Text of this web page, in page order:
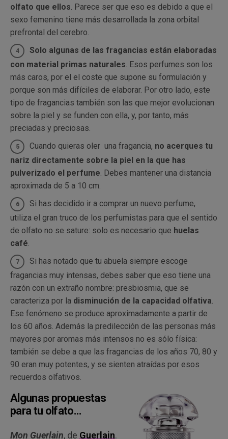
olfato que ellos. Parece ser que eso es debido a que el
sexo femenino tiene más desarrollada la zona orbital
prefrontal del cerebro.
Solo algunas de las fragancias están elaboradas
con material primas naturales. Esos perfumes son los
más caros, por el el coste que supone su formulación y
porque son más difíciles de elaborar. Por otro lado, este
tipo de fragancias también son las que mejor evolucionan
sobre la piel y se funden con ella, y, por tanto, más
preciadas y preciosas.
Cuando quieras oler una fragancia, no acerques tu
nariz directamente sobre la piel en la que has
pulverizado el perfume. Debes mantener una distancia
aproximada de 5 a 10 cm.
Si has decidido ir a comprar un nuevo perfume,
utiliza el gran truco de los perfumistas para que el sentido
de olfato no se sature: solo es necesario que huelas
café.
Si has notado que tu abuela siempre escoge
fragancias muy intensas, debes saber que eso tiene una
razón con un extraño nombre: presbiosmia, que se
caracteriza por la disminución de la capacidad olfativa.
Ese fenómeno se produce aproximadamente a partir de
los 60 años. Además la predilección de las personas más
mayores por aromas más intensos no es sólo física:
también se debe a que las fragancias de los años 70, 80 y
90 eran muy potentes, y se sienten atraídas por esos
recuerdos olfativos.
Algunas propuestas
para tu olfato…
Mon Guerlain, de Guerlain.